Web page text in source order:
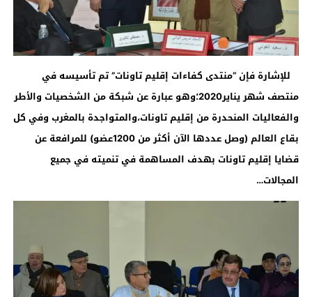
للإشارة فإن “منتدى كفاءات إقليم تاونات” تم تأسيسه في
منتصف شهر يناير2020؛وهو عبارة عن شبكة من الشخصيات والأطر
والفعاليات المنحدرة من إقليم تاونات،والمتواجدة بالمغرب وفي كل
بقاع العالم (وصل عددها الآن أكثر من 1200عضو) للمرافعة عن
قضايا إقليم تاونات بهدف المساهمة في تنميته في جميع
المجالات…